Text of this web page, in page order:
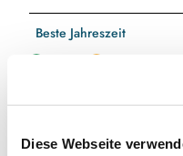
Diese Webseite
Beste Jahreszeit
Jan Feb Mär